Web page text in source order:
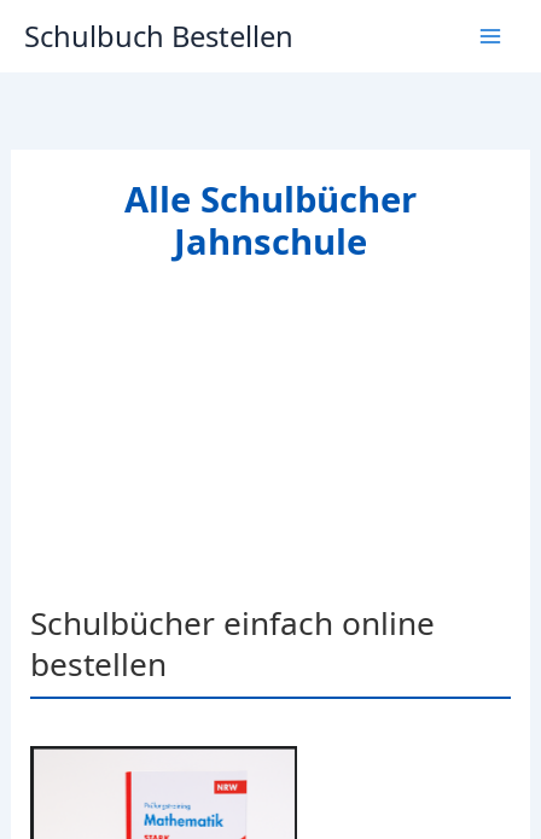
InhaltSchulbuch Bestellen
Alle Schulbücher
Jahnschule
Schulbücher einfach online
bestellen